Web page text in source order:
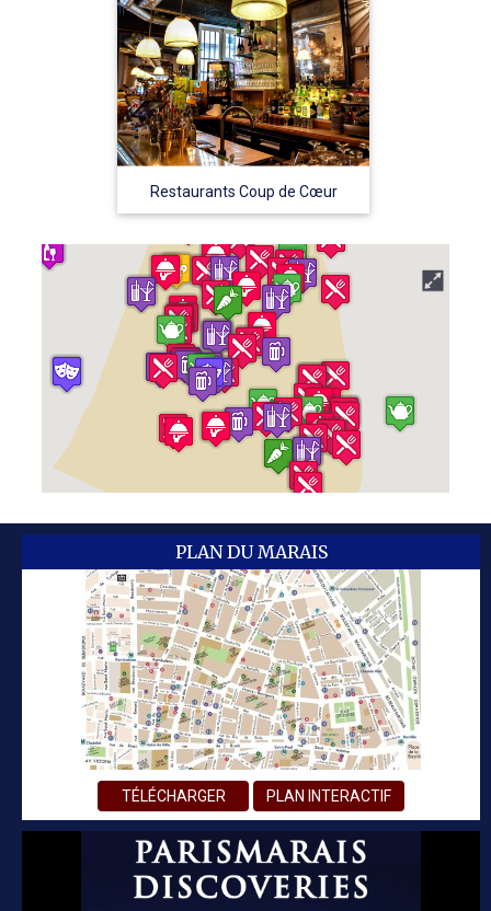
Restaurants Coup de Cœur
PLAN DU MARAIS
TÉLÉCHARGER PLAN INTERACTIF